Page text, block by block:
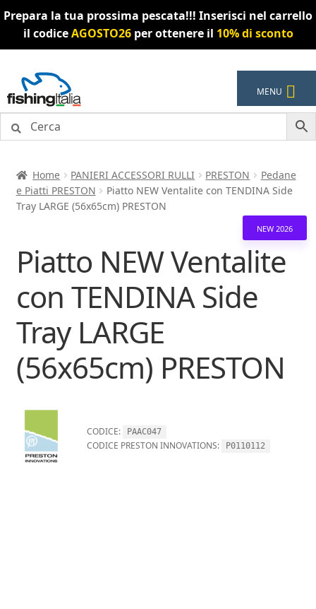
Prepara la tua prossima pescata!!! Inserisci nel carrello
il codiceAGOSTO26per ottenere il 10% di sconto
alla
navigazione
al
contenuto
MENU
Home PANIERI ACCESSORI RULLI PRESTON
Pedane
e Piatti PRESTON
Piatto NEW Ventalite con TENDINA Side
Tray LARGE (56x65cm) PRESTON
NEW 2026
Piatto NEW Ventalite
con TENDINA Side
Tray LARGE
(56x65cm) PRESTON
CODICE: PAAC047
CODICE PRESTON INNOVATIONS: P0110112